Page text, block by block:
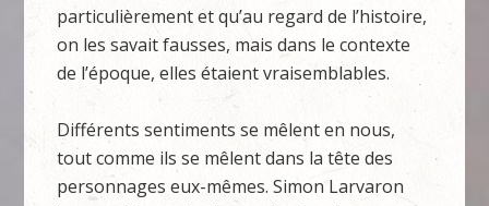
particulièrement et qu’au regard de l’histoire,
on les savait fausses, mais dans le contexte
de l’époque, elles étaient vraisemblables.
Différents sentiments se mêlent en nous,
tout comme ils se mêlent dans la tête des
personnages eux-mêmes. Simon Larvaron